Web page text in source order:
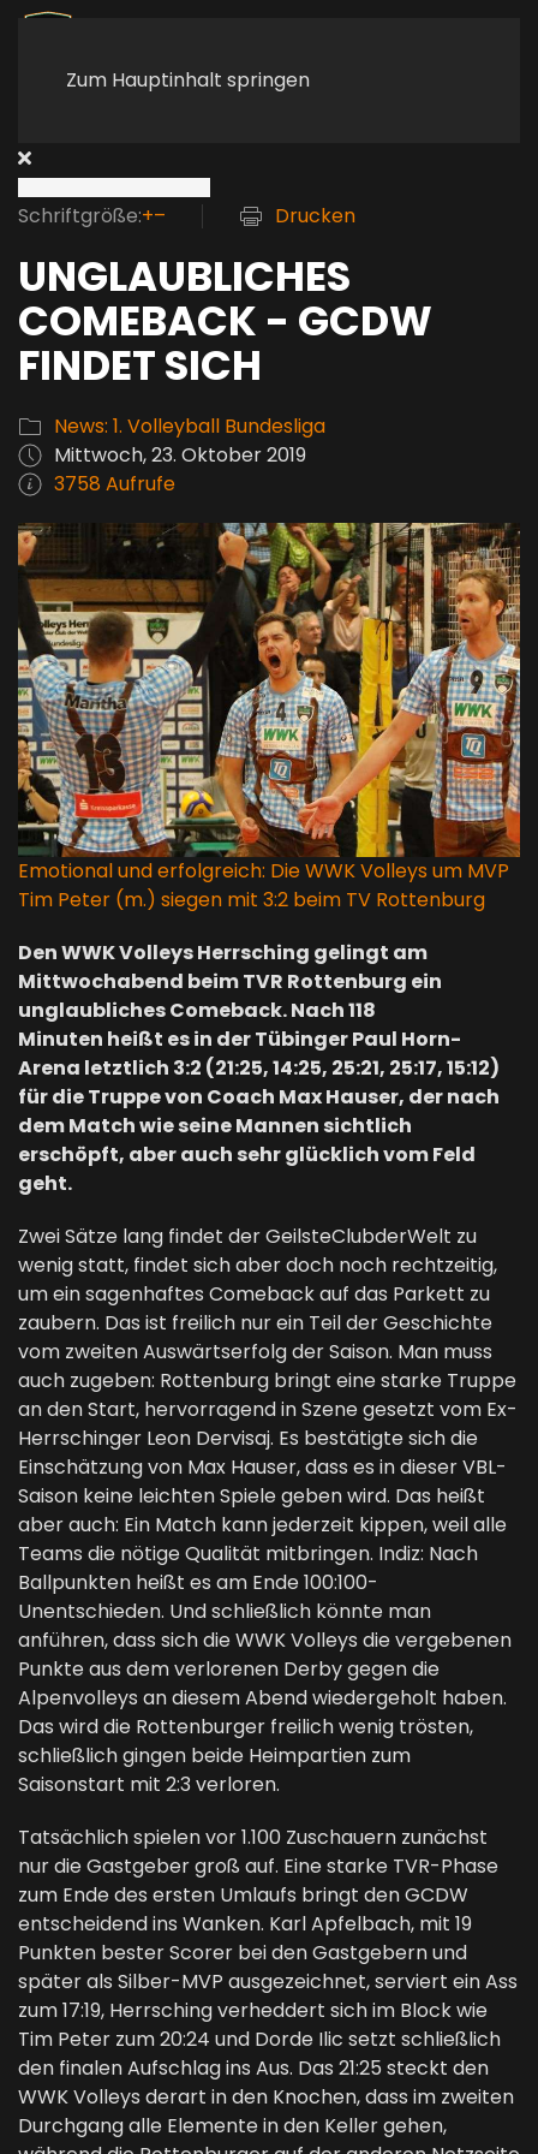
Zum Hauptinhalt springen
Schriftgröße:+– Drucken
UNGLAUBLICHES
COMEBACK - GCDW
FINDET SICH
News: 1. Volleyball Bundesliga
Mittwoch, 23. Oktober 2019
3758 Aufrufe
Emotional und erfolgreich: Die WWK Volleys um MVP
Tim Peter (m.) siegen mit 3:2 beim TV Rottenburg
Den WWK Volleys Herrsching gelingt am
Mittwochabend beim TVR Rottenburg ein
unglaubliches Comeback. Nach 118
Minuten heißt es in der Tübinger Paul Horn-
Arena letztlich 3:2 (21:25, 14:25, 25:21, 25:17, 15:12)
für die Truppe von Coach Max Hauser, der nach
dem Match wie seine Mannen sichtlich
erschöpft, aber auch sehr glücklich vom Feld
geht.
Zwei Sätze lang findet der GeilsteClubderWelt zu
wenig statt, findet sich aber doch noch rechtzeitig,
um ein sagenhaftes Comeback auf das Parkett zu
zaubern. Das ist freilich nur ein Teil der Geschichte
vom zweiten Auswärtserfolg der Saison. Man muss
auch zugeben: Rottenburg bringt eine starke Truppe
an den Start, hervorragend in Szene gesetzt vom Ex-
Herrschinger Leon Dervisaj. Es bestätigte sich die
Einschätzung von Max Hauser, dass es in dieser VBL-
Saison keine leichten Spiele geben wird. Das heißt
aber auch: Ein Match kann jederzeit kippen, weil alle
Teams die nötige Qualität mitbringen. Indiz: Nach
Ballpunkten heißt es am Ende 100:100-
Unentschieden. Und schließlich könnte man
anführen, dass sich die WWK Volleys die vergebenen
Punkte aus dem verlorenen Derby gegen die
Alpenvolleys an diesem Abend wiedergeholt haben.
Das wird die Rottenburger freilich wenig trösten,
schließlich gingen beide Heimpartien zum
Saisonstart mit 2:3 verloren.
Tatsächlich spielen vor 1.100 Zuschauern zunächst
nur die Gastgeber groß auf. Eine starke TVR-Phase
zum Ende des ersten Umlaufs bringt den GCDW
entscheidend ins Wanken. Karl Apfelbach, mit 19
Punkten bester Scorer bei den Gastgebern und
später als Silber-MVP ausgezeichnet, serviert ein Ass
zum 17:19, Herrsching verheddert sich im Block wie
Tim Peter zum 20:24 und Dorde Ilic setzt schließlich
den finalen Aufschlag ins Aus. Das 21:25 steckt den
WWK Volleys derart in den Knochen, dass im zweiten
Durchgang alle Elemente in den Keller gehen,